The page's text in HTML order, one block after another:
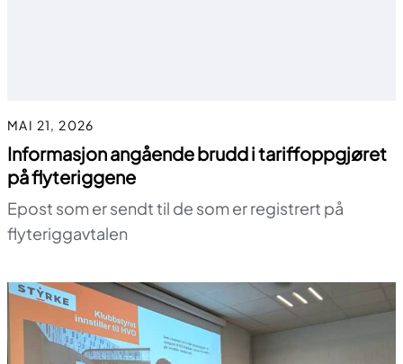
MAI 21, 2026
Informasjon angående brudd i tariffoppgjøret
på flyteriggene
Epost som er sendt til de som er registrert på
flyteriggavtalen